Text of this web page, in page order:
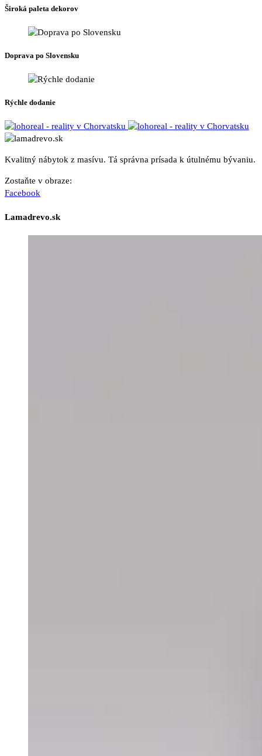
Široká paleta dekorov
Doprava po Slovensku
Rýchle dodanie
Kvalitný nábytok z masívu. Tá správna prísada k útulnému bývaniu.
Zostaňte v obraze:
Facebook
Lamadrevo.sk